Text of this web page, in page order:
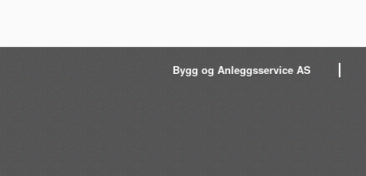
Bygg og Anleggsservice AS